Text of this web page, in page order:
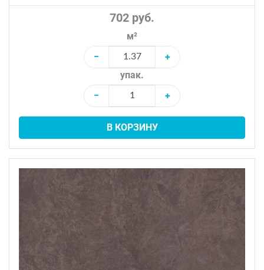
702 руб.
м²
−
+
упак.
−
+
В КОРЗИНУ